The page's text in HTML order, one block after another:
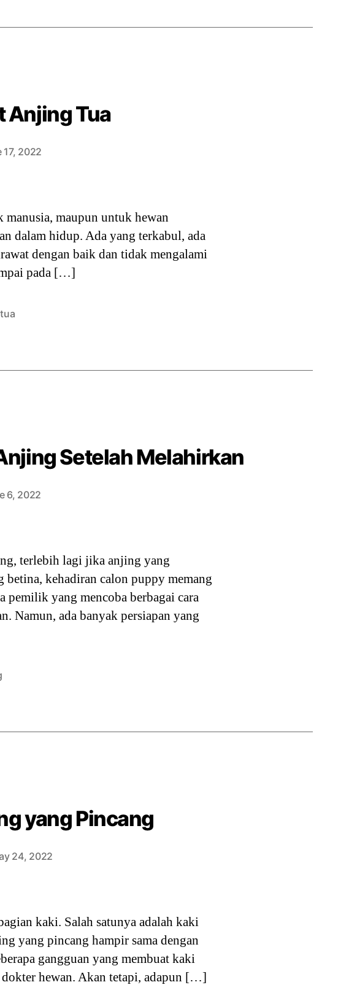
Anjing Tua
17, 2022
maupun untuk hewan
dalam hidup. Ada yang terkabul, ada
dengan baik dan tidak mengalami
pada […]
Setelah Melahirkan
6, 2022
terlebih lagi jika anjing yang
kehadiran calon puppy memang
pemilik yang mencoba berbagai cara
Namun, ada banyak persiapan yang
yang Pincang
24, 2022
kaki. Salah satunya adalah kaki
yang pincang hampir sama dengan
gangguan yang membuat kaki
hewan. Akan tetapi, adapun […]